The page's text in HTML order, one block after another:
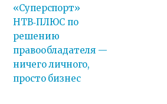
«Суперспорт»
НТВ‑ПЛЮС по
решению
правообладателя —
ничего личного,
просто бизнес